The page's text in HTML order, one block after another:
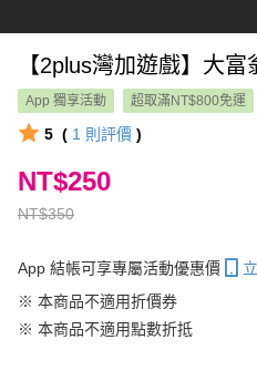
【2plus灣加遊戲】大
App 獨享活動 超取滿NT$800免運
5 ( 1 則評價 )
NT$350
NT$250
App 結帳可享專屬活動優惠價
※ 本商品不適用折價券
※ 本商品不適用點數折抵